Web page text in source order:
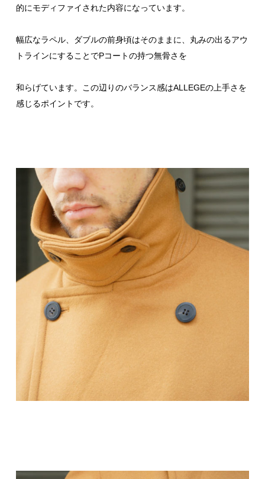
的にモディファイされた内容になっています。
幅広なラペル、ダブルの前身頃はそのままに、丸みの出るアウ
トラインにすることでPコートの持つ無骨さを
和らげています。この辺りのバランス感はALLEGEの上手さを
感じるポイントです。